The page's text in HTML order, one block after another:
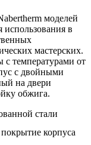
моделей
использования в
мастерских.
температурами от
с двойными
на двери
обжига.
стали
корпуса